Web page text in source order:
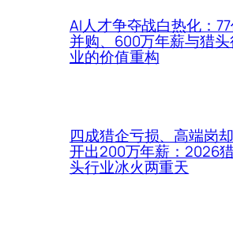
AI人才争夺战白热化：
并购、600万年薪与猎
业的价值重构
四成猎企亏损、高端岗却
开出200万年薪：2026
头行业冰火两重天